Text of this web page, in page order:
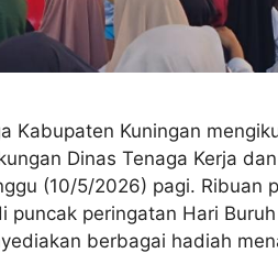
Kabupaten Kuningan
Dinas Tenaga Kerja
(10/5/2026) pagi. Ribuan
peringatan Hari
berbagai hadiah